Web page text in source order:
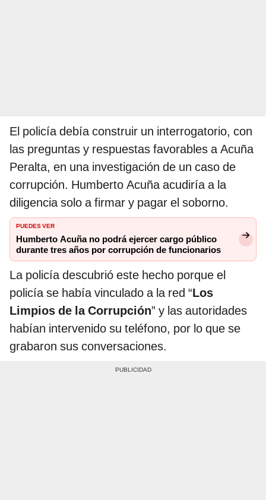
El policía debía construir un interrogatorio, con
las preguntas y respuestas favorables a Acuña
Peralta, en una investigación de un caso de
corrupción. Humberto Acuña acudiría a la
diligencia solo a firmar y pagar el soborno.
PUEDES VER
Humberto Acuña no podrá ejercer cargo público
durante tres años por corrupción de funcionarios
La policía descubrió este hecho porque el
policía se había vinculado a la red “Los
Limpios de la Corrupción” y las autoridades
habían intervenido su teléfono, por lo que se
grabaron sus conversaciones.